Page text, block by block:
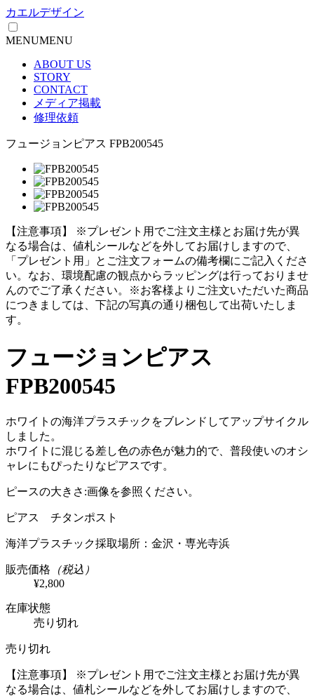
カエルデザイン
MENUMENU
ABOUT US
STORY
CONTACT
メディア掲載
修理依頼
フュージョンピアス FPB200545
【注意事項】
※プレゼント用でご注文主様とお届け先が異
なる場合は、値札シールなどを外してお届けしますので、
「プレゼント用」とご注文フォームの備考欄にご記入くださ
い。 なお、環境配慮の観点からラッピングは行っておりませ
んのでご了承ください。
※お客様よりご注文いただいた商品
につきましては、下記の写真の通り梱包して出荷いたしま
す。
フュージョンピアス
FPB200545
ホワイトの海洋プラスチックをブレンドしてアップサイクル
しました。
ホワイトに混じる差し色の赤色が魅力的で、普段使いのオシ
ャレにもぴったりなピアスです。
ピースの大きさ:画像を参照ください。
ピアス チタンポスト
海洋プラスチック採取場所：金沢・専光寺浜
販売価格 （税込）
¥2,800
在庫状態
売り切れ
売り切れ
【注意事項】
※プレゼント用でご注文主様とお届け先が異
なる場合は、値札シールなどを外してお届けしますので、